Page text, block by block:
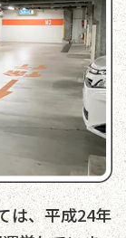
は、平成24年